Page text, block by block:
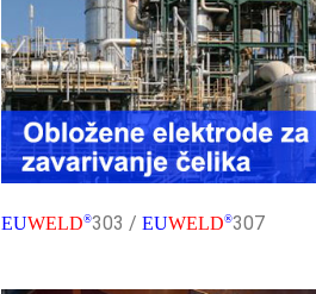
EUWELD®303 / EUWELD®307